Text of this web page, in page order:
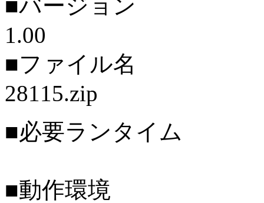
■バージョン
1.00
■ファイル名
28115.zip
■必要ランタイム
■動作環境